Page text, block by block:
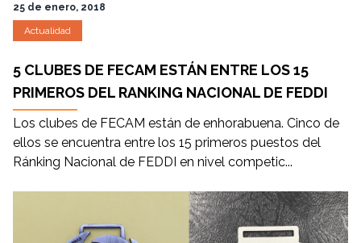
25 de enero, 2018
Actualidad
5 CLUBES DE FECAM ESTÁN ENTRE LOS 15
PRIMEROS DEL RANKING NACIONAL DE FEDDI
Los clubes de FECAM están de enhorabuena. Cinco de
ellos se encuentra entre los 15 primeros puestos del
Ránking Nacional de FEDDI en nivel competic...